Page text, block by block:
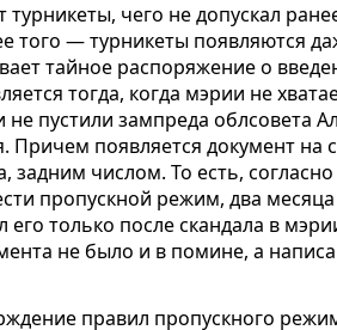
чего не допускал
того — турникеты появляются
тайное распоряжение о
тогда, когда мэрии не
пустили зампреда облсовета
появляется документ на
задним числом. То есть, согласно
пропускной режим, два
только после скандала в
не было и в помине, а
правил пропускного